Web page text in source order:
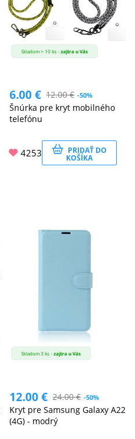
Skladom > 10 ks -zajtra u Vás
6.00€ 12.00€ -50%
Šnúrka pre kryt mobilného
telefónu
4253 PRIDAŤ DO
KOŠÍKA
Skladom 3 ks -zajtra u Vás
12.00€ 24.00€ -50%
Kryt pre Samsung Galaxy A22
(4G) - modrý